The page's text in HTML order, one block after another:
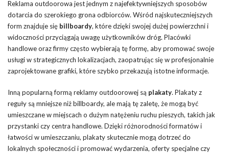
Reklama outdoorowa jest jednym z najefektywniejszych sposobów
dotarcia do szerokiego grona odbiorców. Wśród najskuteczniejszych
form znajduje się billboardy, które dzięki swojej dużej powierzchni i
widoczności przyciągają uwagę użytkowników dróg. Placówki
handlowe oraz firmy często wybierają tę formę, aby promować swoje
usługi w strategicznych lokalizacjach, zaopatrując się w profesjonalnie
zaprojektowane grafiki, które szybko przekazują istotne informacje.
Inną popularną formą reklamy outdoorowej są plakaty. Plakaty z
reguły są mniejsze niż billboardy, ale mają tę zaletę, że mogą być
umieszczane w miejscach o dużym natężeniu ruchu pieszych, takich jak
przystanki czy centra handlowe. Dzięki różnorodności formatów i
łatwości w umieszczaniu, plakaty skutecznie mogą dotrzeć do
lokalnych społeczności i promować wydarzenia, oferty specjalne czy